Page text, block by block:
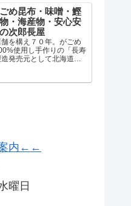
め昆布・味噌・鰹
・海産物・安心安
次郎長屋
を構え７０年。がごめ
使用し手作りの「長寿
発売元として北海道の
国の乾物や美味しいも
内←←
曜日